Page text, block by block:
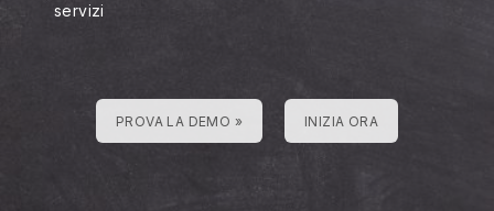
servizi
PROVA LA DEMO » INIZIA ORA